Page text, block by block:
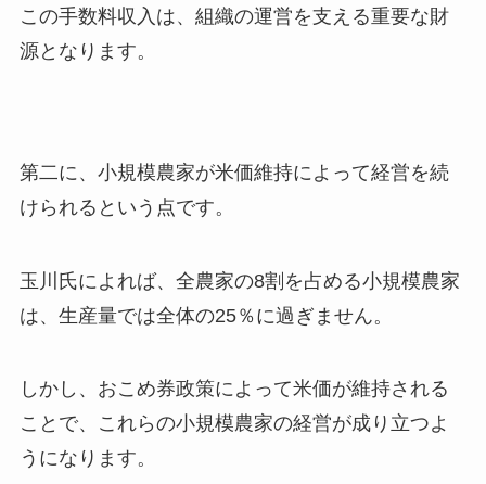
この手数料収入は、組織の運営を支える重要な財
源となります。
第二に、小規模農家が米価維持によって経営を続
けられるという点です。
玉川氏によれば、全農家の8割を占める小規模農家
は、生産量では全体の25％に過ぎません。
しかし、おこめ券政策によって米価が維持される
ことで、これらの小規模農家の経営が成り立つよ
うになります。